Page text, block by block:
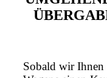
Sobald wir Ihnen